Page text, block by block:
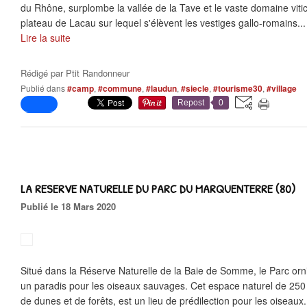
du Rhône, surplombe la vallée de la Tave et le vaste domaine
plateau de Lacau sur lequel s'élèvent les vestiges gallo-romains...
Lire la suite
Rédigé par Ptit Randonneur
Publié dans#camp, #commune, #laudun, #siecle, #tourisme30, #village
Repost 0
LA RESERVE NATURELLE DU PARC DU MARQUENTERRE (80)
Publié le 18 Mars 2020
Situé dans la Réserve Naturelle de la Baie de Somme, le Parc
un paradis pour les oiseaux sauvages. Cet espace naturel de
de dunes et de forêts, est un lieu de prédilection pour les